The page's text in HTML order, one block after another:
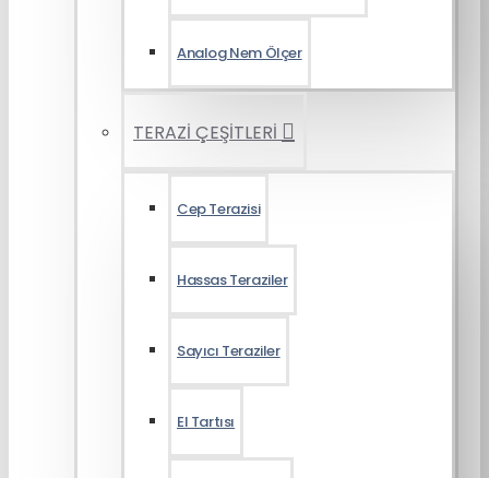
Analog Nem Ölçer
TERAZİ ÇEŞİTLERİ
Cep Terazisi
Hassas Teraziler
Sayıcı Teraziler
El Tartısı